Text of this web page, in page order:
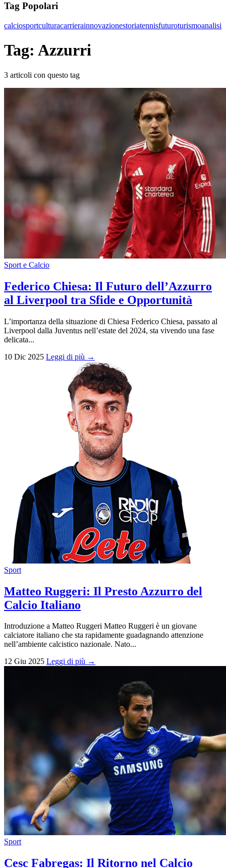
Tag Popolari
calciosportculturacarrierainnovazionestoriatennisfuturoturismoanalisi
Tag: Azzurri
3 articoli con questo tag
Sport e Calcio
Federico Chiesa: Il Futuro dell’Azzurro
al Liverpool tra Sfide e Opportunità
L’importanza della situazione di Chiesa Federico Chiesa, passato al
Liverpool dalla Juventus nell’estate del 2024, sta vivendo una fase
delicata...
10 Dic 2025 Leggi di più →
Sport
Matteo Ruggeri: Il Presto Azzurro del
Calcio Italiano
Introduzione a Matteo Ruggeri Matteo Ruggeri è un giovane
calciatore italiano che sta rapidamente guadagnando attenzione
nell’ambiente calcistico nazionale. Nato...
12 Giu 2025 Leggi di più →
Sport
Cesc Fabregas: Il Ritorno nel Calcio